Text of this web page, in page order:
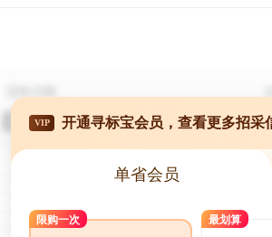
VIP 开通寻标宝会员，查看更多招采
单省会员
限购一次 最划算